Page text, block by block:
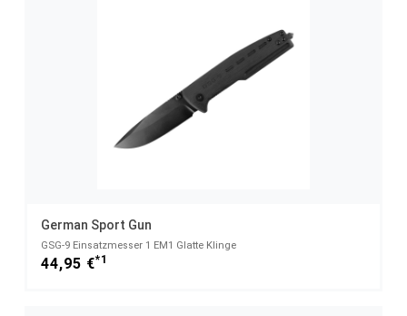
German Sport Gun
GSG-9 Einsatzmesser 1 EM1 Glatte Klinge
44,95 €*1